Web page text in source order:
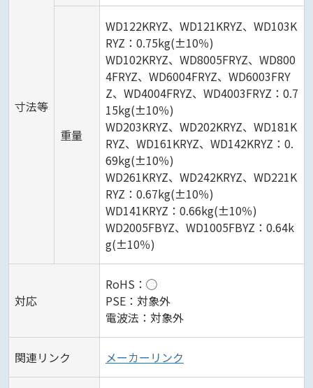
寸法等
重量
WD122KRYZ、WD121KRYZ、WD103K
RYZ：0.75kg(±10％)
WD102KRYZ、WD8005FRYZ、WD800
4FRYZ、WD6004FRYZ、WD6003FRY
Z、WD4004FRYZ、WD4003FRYZ：0.7
15kg(±10％)
WD203KRYZ、WD202KRYZ、WD181K
RYZ、WD161KRYZ、WD142KRYZ：0.
69kg(±10％)
WD261KRYZ、WD242KRYZ、WD221K
RYZ：0.67kg(±10％)
WD141KRYZ：0.66kg(±10％)
WD2005FBYZ、WD1005FBYZ：0.64k
g(±10％)
対応
RoHS：◯
PSE：対象外
電波法：対象外
関連リンク メーカーリンク